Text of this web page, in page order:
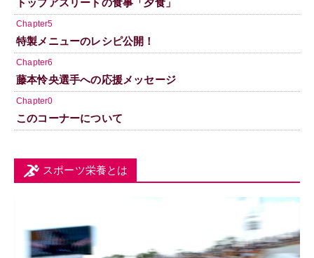
トップアスリートの食事「夕食」
Chapter5
特製メニューのレシピ公開！
Chapter6
藤本怜央選手への応援メッセージ
Chapter0
このコーナーについて
スポーツ栄養とは